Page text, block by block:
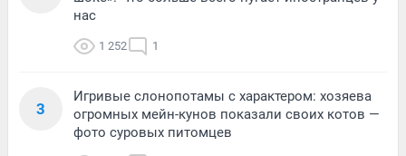
нас
1 252 1
3
Игривые слонопотамы с характером: хозяева
огромных мейн-кунов показали своих котов —
фото суровых питомцев